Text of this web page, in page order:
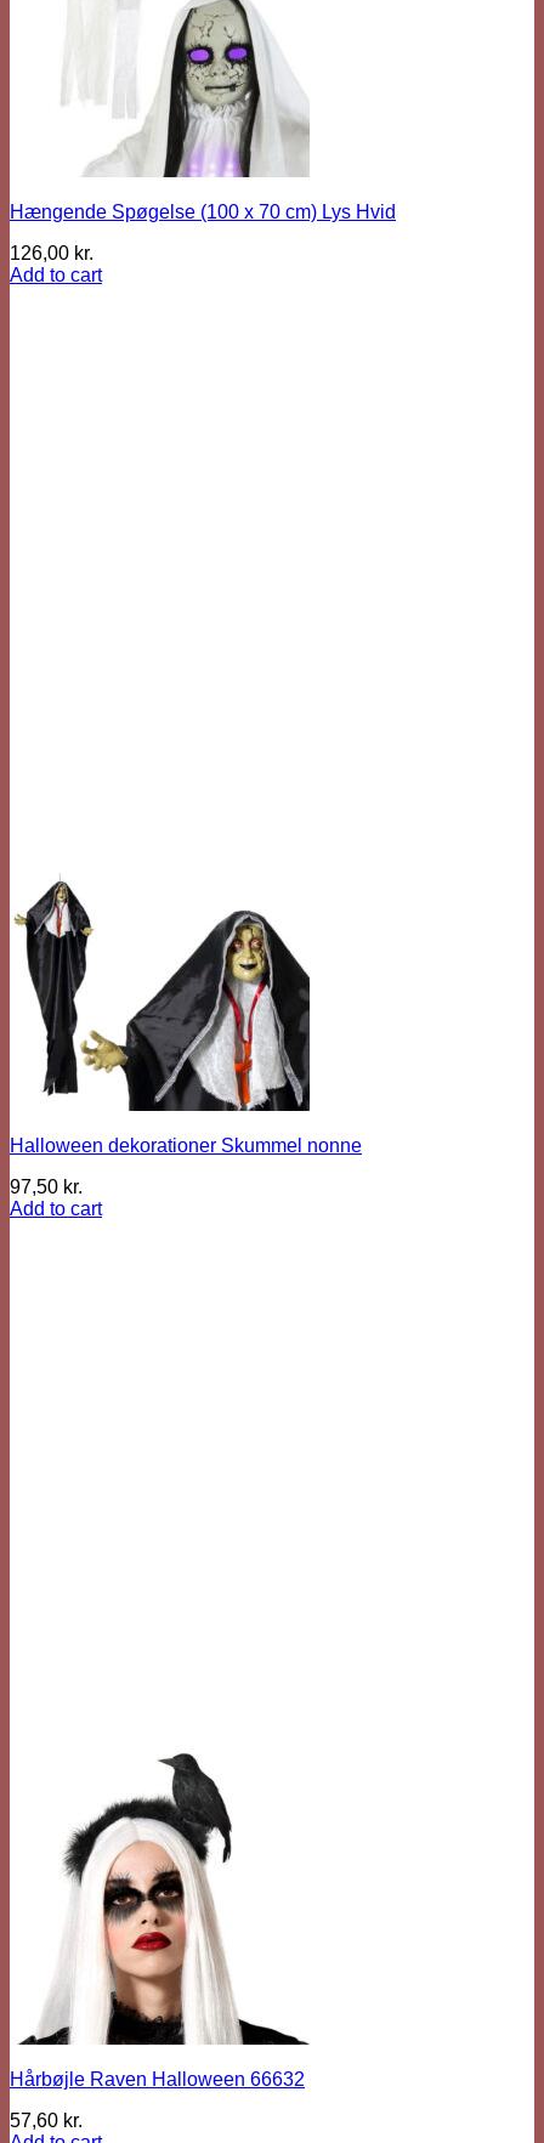
Hængende Spøgelse (100 x 70 cm) Lys Hvid
126,00 kr.
Add to cart
Halloween dekorationer Skummel nonne
97,50 kr.
Add to cart
Hårbøjle Raven Halloween 66632
57,60 kr.